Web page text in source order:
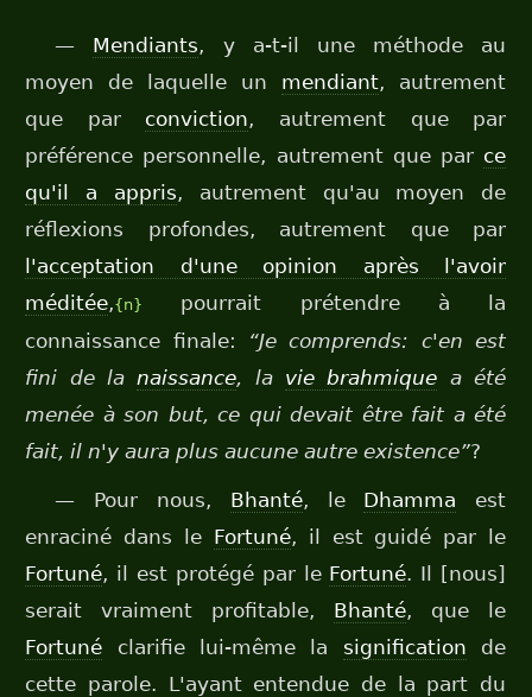
— Mendiants, y a-t-il une méthode au
moyen de laquelle un mendiant, autrement
que par conviction, autrement que par
préférence personnelle, autrement que par ce
qu'il a appris, autrement qu'au moyen de
réflexions profondes, autrement que par
l'acceptation d'une opinion après l'avoir
méditée,{n}
pourrait prétendre à la
connaissance finale: “Je comprends: c'en est
fini de lanaissance, la vie brahmique a été
menée à son but, ce qui devait être fait a été
fait, il n'y aura plus aucune autre existence”?
— Pour nous, Bhanté, le Dhamma est
enraciné dans le Fortuné, il est guidé par le
Fortuné, il est protégé par le Fortuné. Il [nous]
serait vraiment profitable, Bhanté, que le
Fortuné clarifie lui-même la signification de
cette parole. L'ayant entendue de la part du